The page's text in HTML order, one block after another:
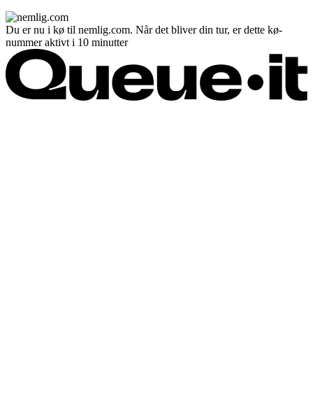
Du er nu i kø til nemlig.com. Når det bliver din tur, er dette kø-
nummer aktivt i 10 minutter